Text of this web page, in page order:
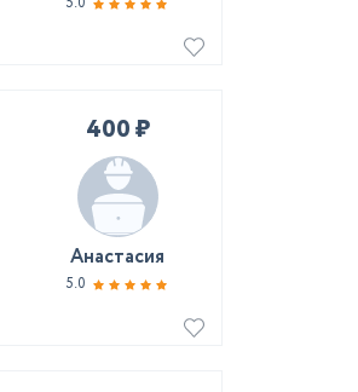
400 ₽
Анастасия
5.0